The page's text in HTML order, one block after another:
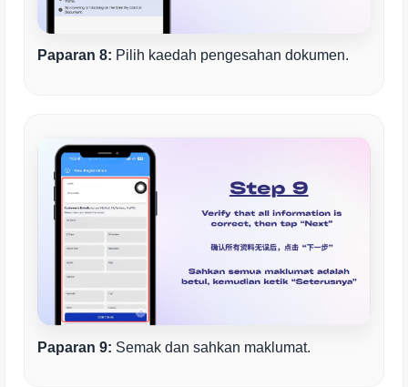
Paparan 8: Pilih kaedah pengesahan dokumen.
Paparan 9: Semak dan sahkan maklumat.